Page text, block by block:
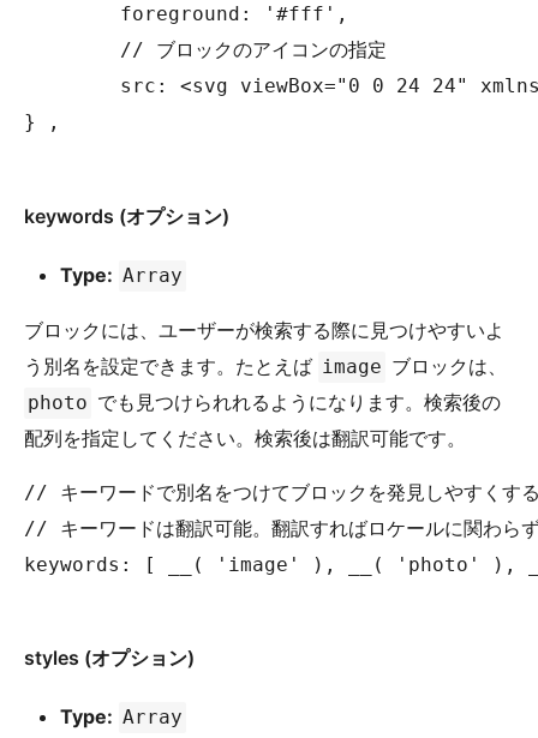
} ,
keywords (オプション)
Type: Array
ブロックには、ユーザーが検索する際に見つけやすいよ
う別名を設定できます。たとえば image ブロックは、
photo でも見つけられれるようになります。検索後の
配列を指定してください。検索後は翻訳可能です。
// キーワードで別名をつけてブロックを発見しやすくす
// キーワードは翻訳可能。翻訳すればロケールに関わら
keywords: [ __( 'image' ), __( 'photo'
styles (オプション)
Type: Array